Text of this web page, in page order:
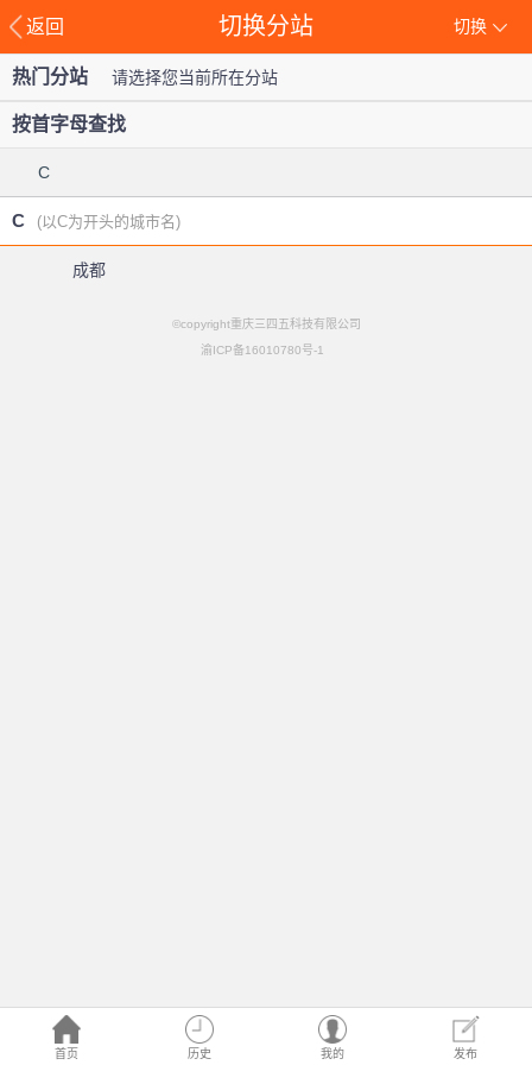
返回 切换
切换分站
首页 历史 我的 发布
热门分站 请选择您当前所在分站
按首字母查找
C
C (以C为开头的城市名)
成都
©copyright重庆三四五科技有限公司
渝ICP备16010780号-1